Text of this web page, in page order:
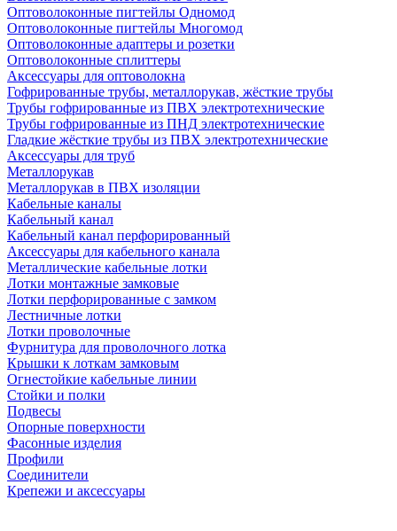
Оптоволоконные пигтейлы Одномод
Оптоволоконные пигтейлы Многомод
Оптоволоконные адаптеры и розетки
Оптоволоконные сплиттеры
Аксессуары для оптоволокна
Гофрированные трубы, металлорукав, жёсткие трубы
Трубы гофрированные из ПВХ электротехнические
Трубы гофрированные из ПНД электротехнические
Гладкие жёсткие трубы из ПВХ электротехнические
Аксессуары для труб
Металлорукав
Металлорукав в ПВХ изоляции
Кабельные каналы
Кабельный канал
Кабельный канал перфорированный
Аксессуары для кабельного канала
Металлические кабельные лотки
Лотки монтажные замковые
Лотки перфорированные с замком
Лестничные лотки
Лотки проволочные
Фурнитура для проволочного лотка
Крышки к лоткам замковым
Огнестойкие кабельные линии
Стойки и полки
Подвесы
Опорные поверхности
Фасонные изделия
Профили
Соединители
Крепежи и аксессуары